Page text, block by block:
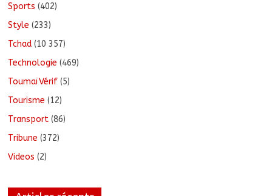
Sports (402)
Style (233)
Tchad (10 357)
Technologie (469)
ToumaïVérif (5)
Tourisme (12)
Transport (86)
Tribune (372)
Videos (2)